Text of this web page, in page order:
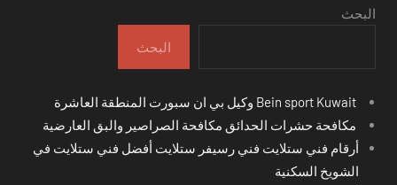
المقالات
البحث
البحث
مكافحة حشرات الحدائق مكافحة الصراصير والبق العارضية
أرقام فني ستلايت فني رسيفر ستلايت أفضل فني ستلايت في
الشويخ السكنية